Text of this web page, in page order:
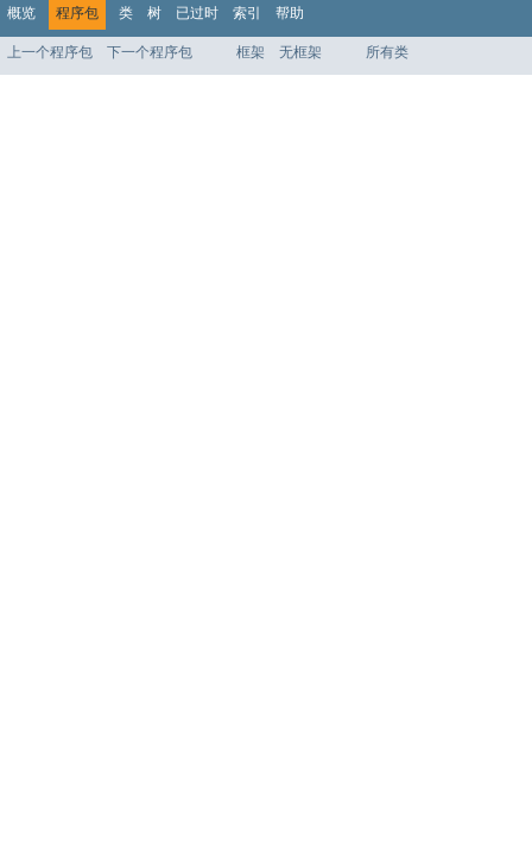
概览 程序包 类 树 已过时 索引 帮助
上一个程序包 下一个程序包 框架 无框架 所有类